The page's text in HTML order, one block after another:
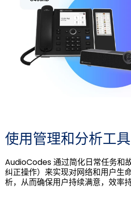
使用管理和分析工
AudioCodes 通过简化日常任务和
纠正操作）来实现对网络和用户生
析，从而确保用户持续满意，效率